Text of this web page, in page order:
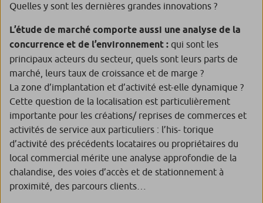
Quelles y sont les dernières grandes innovations ?
L’étude de marché comporte aussi une analyse de la
concurrence et de l’environnement : qui sont les
principaux acteurs du secteur, quels sont leurs parts de
marché, leurs taux de croissance et de marge ?
La zone d’implantation et d’activité est-elle dynamique ?
Cette question de la localisation est particulièrement
importante pour les créations/ reprises de commerces et
activités de service aux particuliers : l’his- torique
d’activité des précédents locataires ou propriétaires du
local commercial mérite une analyse approfondie de la
chalandise, des voies d’accès et de stationnement à
proximité, des parcours clients…